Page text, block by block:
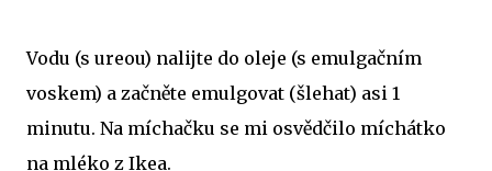
Vodu (s ureou) nalijte do oleje (s emulgačním
voskem) a začněte emulgovat (šlehat) asi 1
minutu. Na míchačku se mi osvědčilo míchátko
na mléko z Ikea.